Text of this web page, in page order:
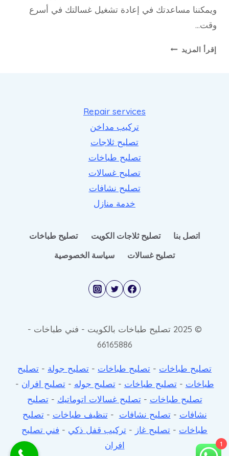
ويمكننا مساعدتك في إعادة تشغيل غسالتك في أسرع
وقت…
إقرأ المزيد تصليح
Repair services
تركيب مداخن
تصليح ثلاجات
تصليح طباخات
تصليح غسالات
تصليح نشافات
خدمة منازل
اتصل بنا تصليح ثلاجات الكويت
تصليح طباخات
تصليح غسالات
سياسة الخصوصية
© 2025 تصليح طباخات بالكويت - فني طباخات -
66165886
تصليح طباخات - تصليح طباخات - تصليح جولة - تصليح
طباخات -تصليح طباخات -تصليح جوله -تصليح افران -
تصليح طباخات -تصليح غسالات اتوماتيك -تصليح
نشافات -تصليح نشافات -تنظيف طباخات -تصليح
طباخات - تصليح غاز - تركيب قفل ذكي - فني تصليح
افران
1